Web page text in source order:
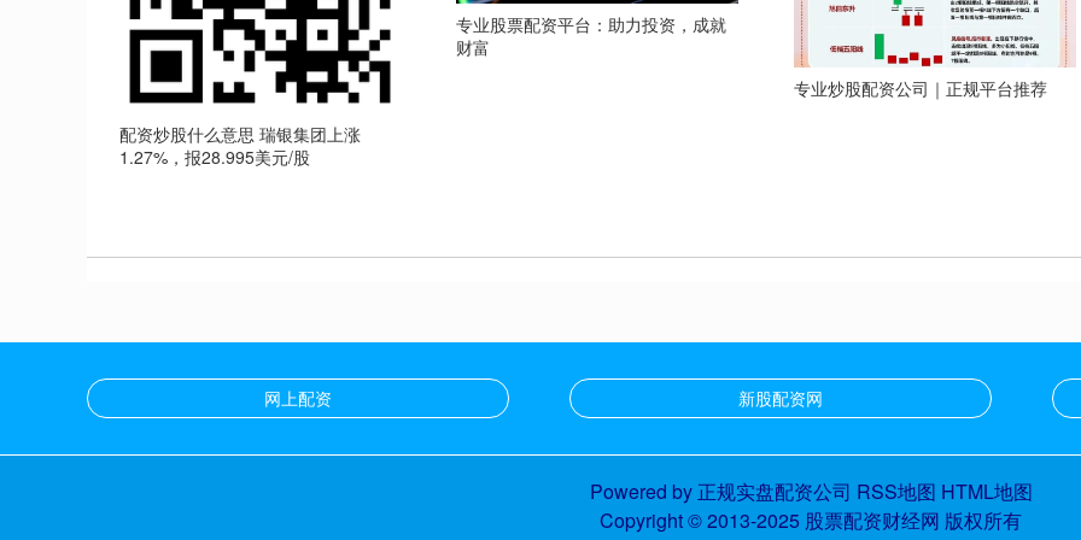
配资炒股什么意思 瑞银集团上涨
1.27%，报28.995美元/股
专业股票配资平台：助力投资，成就
财富
专业炒股配资公司｜正规平台推荐
网上配资 新股配资网
Powered by 正规实盘配资公司 RSS地图 HTML地图
Copyright© 2013-2025 股票配资财经网 版权所有